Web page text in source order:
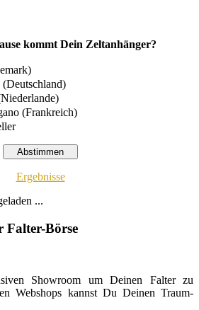
kommt Dein Zeltanhänger?
(Frankreich)
Ergebnisse
...
Falter-Börse
Showroom um Deinen Falter zu
Webshops kannst Du Deinen Traum-